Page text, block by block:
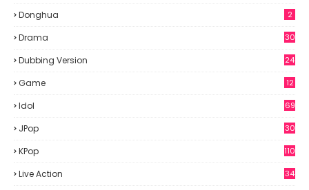
Donghua 2
Drama 30
Dubbing Version 24
Game 12
Idol
69
JPop
30
KPop 110
Live Action 34